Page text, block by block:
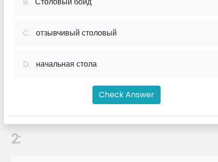
C. отзывчивый столовый
D. начальная стола
Check Answer
2: